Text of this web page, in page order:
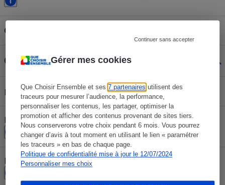
Gérer mes cookies
Que Choisir Ensemble et ses7 partenaires utilisent des
traceurs pour mesurer l’audience, la performance,
personnaliser les contenus, les partager, optimiser la
promotion et afficher des contenus provenant de sites tiers.
Nous conserverons votre choix pendant 6 mois. Vous pourrez
changer d’avis à tout moment en utilisant le lien « paramétrer
les traceurs » en bas de chaque page.
Politique de confidentialité mise à jour le 12/07/2024
Personnaliser mes choix
Continuer sans accepter
Capacité de la batterie
Connectique
Nombre de ports USB-C 1
Nombre de ports USB 3 Type-A
2
Nombre de ports USB 2 Type-A